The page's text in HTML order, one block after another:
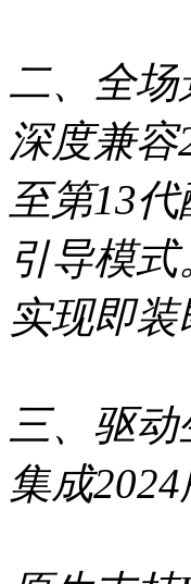
二、全
深度兼容
至第13
引导模
实现即
三、驱
集成